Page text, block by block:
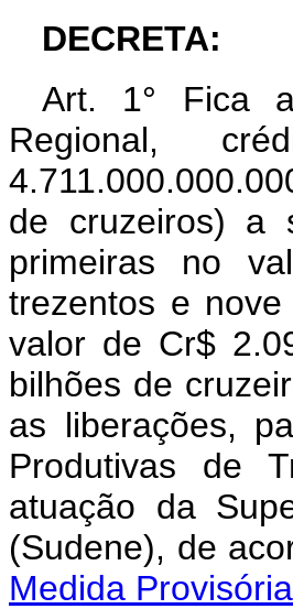
DECRETA:
Art. 1° Fica
Regional,
de cruzeiros) a
primeiras no
trezentos e
valor de Cr$
bilhões de
as liberações,
Produtivas de
atuação da
(Sudene), de
Medida